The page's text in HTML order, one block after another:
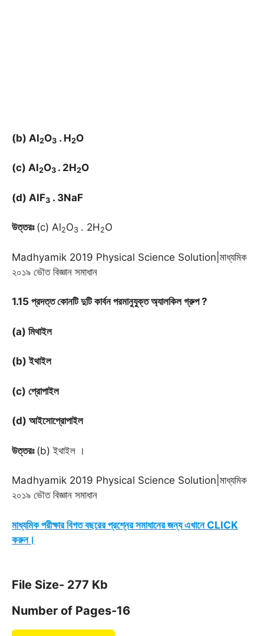
(b) Al2O3 . H2O
(c) Al2O3 . 2H2O
(d) AlF3 . 3NaF
উত্তরঃ (c) Al2O3 . 2H 2O
Madhyamik 2019 Physical Science Solution|মাধ্যমিক
২০১৯ ভৌত বিজ্ঞান সমাধান
1.15 প্রদত্ত কোনটি দুটি কার্বন পরমানুযুক্ত অ্যালকিল গ্রুপ ?
(a) মিথাইল
(b) ইথাইল
(c) প্রোপাইল
(d) আইসোপ্রোপাইল
উত্তরঃ (b) ইথাইল ।
Madhyamik 2019 Physical Science Solution|মাধ্যমিক
২০১৯ ভৌত বিজ্ঞান সমাধান
মাধ্যমিক পরীক্ষার বিগত বছরের প্রশ্নের সমাধানের জন্য এখানে CLICK
করুন।
File Size- 277 Kb
Number of Pages-16